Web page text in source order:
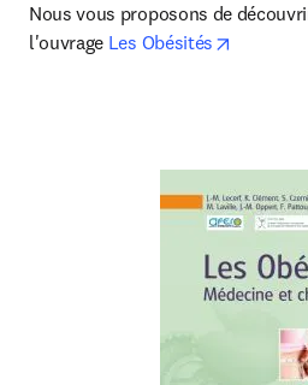
Nous vous proposons de
l'ouvrage Les Obésités